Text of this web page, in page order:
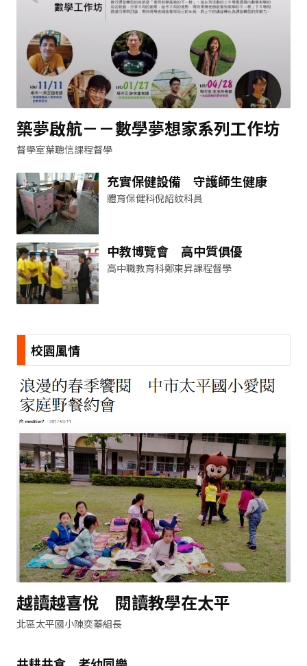
築夢啟航－－數學夢想家系列工作坊
督學室葉聰信課程督學
充實保健設備 守護師生健康
體育保健科倪紹紋科員
中教博覽會 高中質俱優
高中職教育科鄭東昇課程督學
校園風情
越讀越喜悅 閱讀教學在太平
北區太平國小陳奕蓁組長